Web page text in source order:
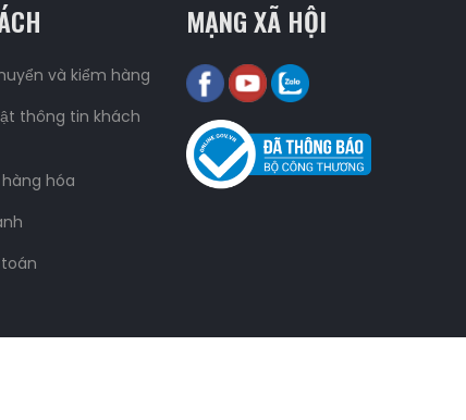
và kiểm hàng
thông tin khách
hóa
MẠNG XÃ HỘI